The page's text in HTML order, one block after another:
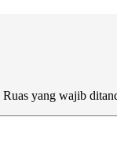
Ruas yang wajib